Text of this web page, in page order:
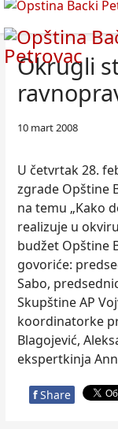
Okrugli
10 mart 2008
U četvrtak 28.
zgrade Opštine
na temu „Kako
realizuje u
budžet Opštine
govoriće:
Sabo,
Skupštine AP
koordinatorke
Blagojević,
ekspertkinja
f Share